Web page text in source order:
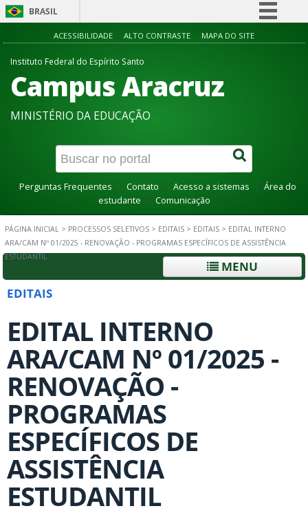
BRASIL
Simplifique!
Acesso à informação
Canais
ACESSIBILIDADE ALTO CONTRASTE MAPA DO SITE
Instituto Federal do Espírito Santo
Campus Aracruz
MINISTÉRIO DA EDUCAÇÃO
Perguntas Frequentes Contato Acesso a sistemas
Área do
estudante
Comunicação
PÁGINA INICIAL > PROCESSOS SELETIVOS > EDITAIS > EDITAIS > EDITAL INTERNO
ARA/CAM Nº 01/2025 - RENOVAÇÃO - PROGRAMAS ESPECÍFICOS DE ASSISTÊNCIA
ESTUDANTIL
MENU
EDITAIS
EDITAL INTERNO
ARA/CAM Nº 01/2025 -
RENOVAÇÃO -
PROGRAMAS
ESPECÍFICOS DE
ASSISTÊNCIA
ESTUDANTIL